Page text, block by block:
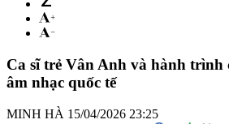
Ca sĩ trẻ Vân Anh và hành trình
âm nhạc quốc tế
MINH HÀ 15/04/2026 23:25